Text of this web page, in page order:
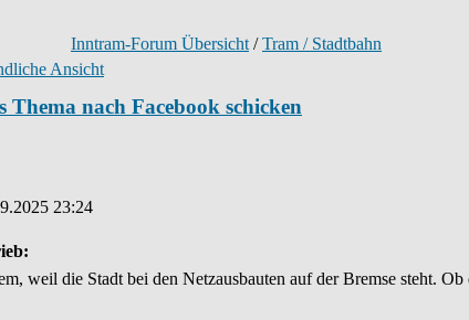
Inntram-Forum Übersicht /Tram / Stadtbahn
23:24
weil die Stadt bei den Netzausbauten auf der Bremse steht.